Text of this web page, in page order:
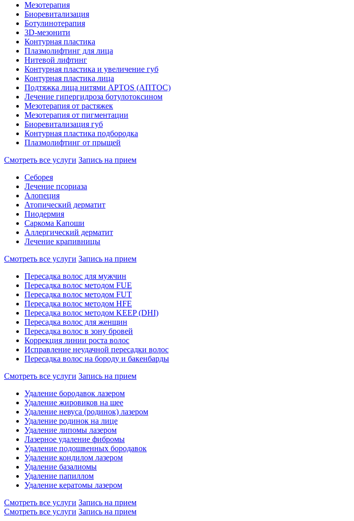
Мезотерапия
Биоревитализация
Ботулинотерапия
3D-мезонити
Контурная пластика
Плазмолифтинг для лица
Нитевой лифтинг
Контурная пластика и увеличение губ
Контурная пластика лица
Подтяжка лица нитями APTOS (АПТОС)
Лечение гипергидроза ботулотоксином
Мезотерапия от растяжек
Мезотерапия от пигментации
Биоревитализация губ
Контурная пластика подбородка
Плазмолифтинг от прыщей
Смотреть все услуги Запись на прием
Себорея
Лечение псориаза
Алопеция
Атопический дерматит
Пиодермия
Саркома Капоши
Аллергический дерматит
Лечение крапивницы
Смотреть все услуги Запись на прием
Пересадка волос для мужчин
Пересадка волос методом FUE
Пересадка волос методом FUT
Пересадка волос методом HFE
Пересадка волос методом KEEP (DHI)
Пересадка волос для женщин
Пересадка волос в зону бровей
Коррекция линии роста волос
Исправление неудачной пересадки волос
Пересадка волос на бороду и бакенбарды
Смотреть все услуги Запись на прием
Удаление бородавок лазером
Удаление жировиков на шее
Удаление невуса (родинок) лазером
Удаление родинок на лице
Удаление липомы лазером
Лазерное удаление фибромы
Удаление подошвенных бородавок
Удаление кондилом лазером
Удаление базалиомы
Удаление папиллом
Удаление кератомы лазером
Смотреть все услуги Запись на прием
Смотреть все услуги Запись на прием